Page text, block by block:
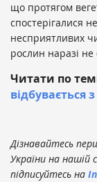
що протягом
спостерігалися
несприятливих
рослин наразі не
Читати по
відбувається
Дізнавайтесь
України на нашій
підписуйтесь на